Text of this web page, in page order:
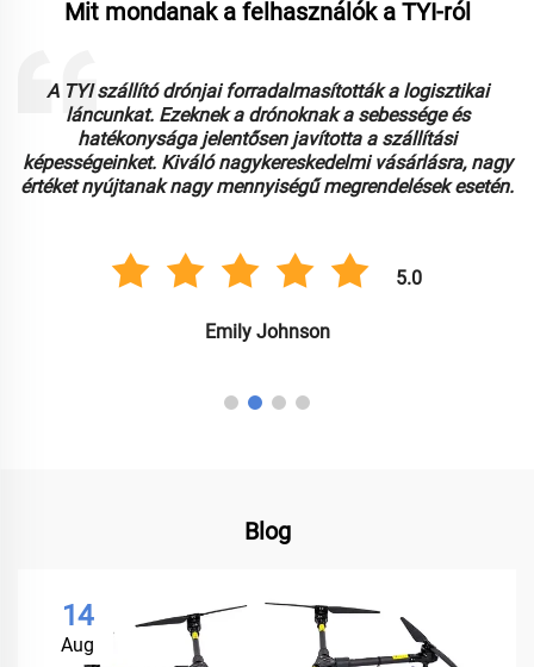
Mit mondanak a felhasználók a TYI-ról
A TYI szállító drónjai forradalmasították a logisztikai
láncunkat. Ezeknek a drónoknak a sebessége és
hatékonysága jelentősen javította a szállítási
képességeinket. Kiváló nagykereskedelmi vásárlásra, nagy
értéket nyújtanak nagy mennyiségű megrendelések esetén.
5.0
Emily Johnson
Blog
14
Aug